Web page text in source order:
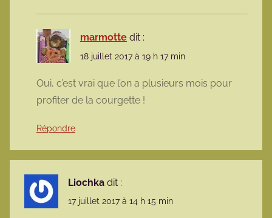
marmotte dit :
18 juillet 2017 à 19 h 17 min
Oui, c’est vrai que l’on a plusieurs mois pour
profiter de la courgette !
Répondre
Liochka dit :
17 juillet 2017 à 14 h 15 min